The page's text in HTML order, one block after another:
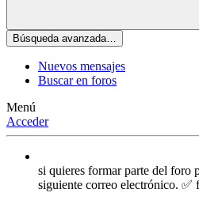
Búsqueda avanzada…
Nuevos mensajes
Buscar en foros
Menú
Acceder
si quieres formar parte del foro
siguiente correo electrónico. ✅